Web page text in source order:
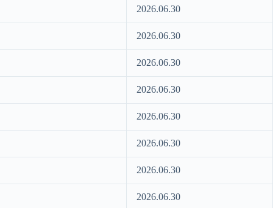
2026.06.30
2026.06.30
2026.06.30
2026.06.30
2026.06.30
2026.06.30
2026.06.30
2026.06.30